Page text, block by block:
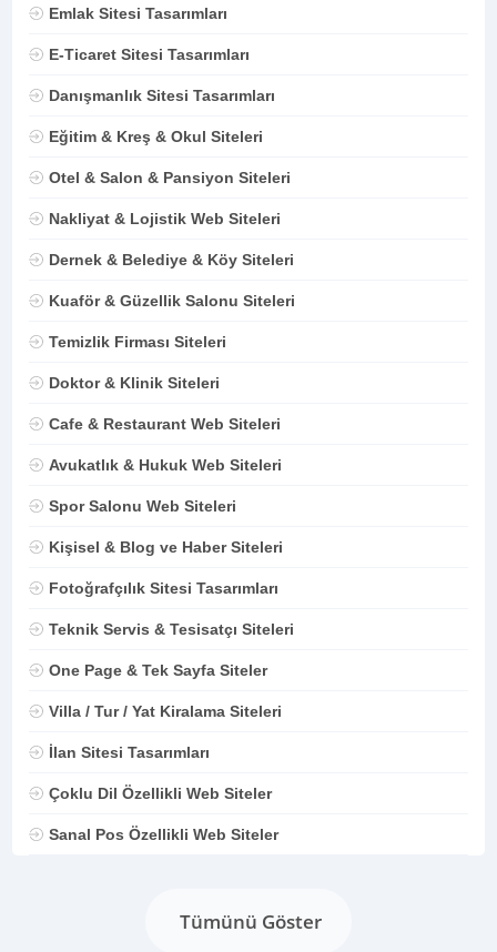
Emlak Sitesi Tasarımları
E-Ticaret Sitesi Tasarımları
Danışmanlık Sitesi Tasarımları
Eğitim & Kreş & Okul Siteleri
Otel & Salon & Pansiyon Siteleri
Nakliyat & Lojistik Web Siteleri
Dernek & Belediye & Köy Siteleri
Kuaför & Güzellik Salonu Siteleri
Temizlik Firması Siteleri
Doktor & Klinik Siteleri
Cafe & Restaurant Web Siteleri
Avukatlık & Hukuk Web Siteleri
Spor Salonu Web Siteleri
Kişisel & Blog ve Haber Siteleri
Fotoğrafçılık Sitesi Tasarımları
Teknik Servis & Tesisatçı Siteleri
One Page & Tek Sayfa Siteler
Villa / Tur / Yat Kiralama Siteleri
İlan Sitesi Tasarımları
Çoklu Dil Özellikli Web Siteler
Sanal Pos Özellikli Web Siteler
Tümünü Göster